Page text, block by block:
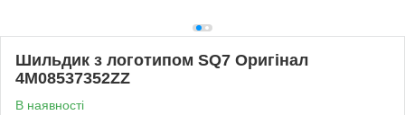
Шильдик з логотипом SQ7 Оригінал
4M08537352ZZ
В наявності